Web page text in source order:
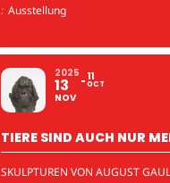
: Ausstellung
2025
13
NOV
11
OCT
TIERE SIND AUCH NUR
SKULPTUREN VON AUGUST GAUL